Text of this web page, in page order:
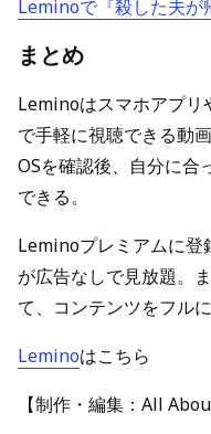
Leminoで『殺した夫が
まとめ
Leminoはスマホアプリ
で手軽に視聴できる動
OSを確認後、自分に合
できる。
Leminoプレミアムに登
が広告なしで見放題。
て、コンテンツをフル
Leminoはこちら
【制作・編集：All